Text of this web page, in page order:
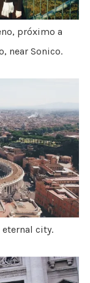
próximo a
near Sonico.
eternal city.